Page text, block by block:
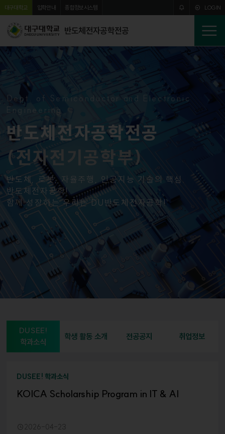
본문 바로가기
주메뉴 바로가기
대구대학교 입학안내 종합정보시스템 LOGIN
반도체전자공학전공
전
체
Dept. of Semiconductor and Electronic
Engineering
반도체전자공학전공
(전자전기공학부)
반도체, 로봇, 자율주행, 인공지능 기술의 핵심.
반도체전자공학!
함께 성장하는 우리는 DU반도체전자공학!
DUSEE!
학과소식
학생 활동 소개 전공공지 취업정보
DUSEE! 학과소식
KOICA Scholarship Program in IT & AI
2026-04-23